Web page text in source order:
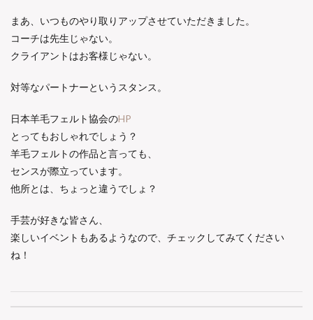
まあ、いつものやり取りアップさせていただきました。
コーチは先生じゃない。
クライアントはお客様じゃない。
対等なパートナーというスタンス。
日本羊毛フェルト協会のHP
とってもおしゃれでしょう？
羊毛フェルトの作品と言っても、
センスが際立っています。
他所とは、ちょっと違うでしょ？
手芸が好きな皆さん、
楽しいイベントもあるようなので、チェックしてみてください
ね！